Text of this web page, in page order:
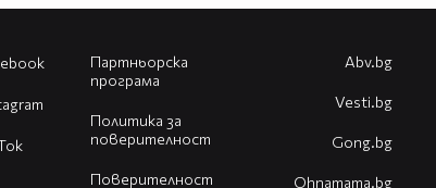
Партньорска
програма
Политика за
поверителност
Поверителност
Abv.bg
Vesti.bg
Gong.bg
Оhnamama.bg